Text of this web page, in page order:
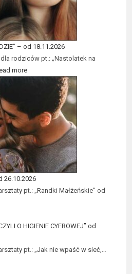
– od 18.11.2026
rodziców pt.: „Nastolatek na
more
26.10.2026
pt.: „Randki Małżeńskie” od
O HIGIENIE CYFROWEJ” od
pt.: „Jak nie wpaść w sieć,…